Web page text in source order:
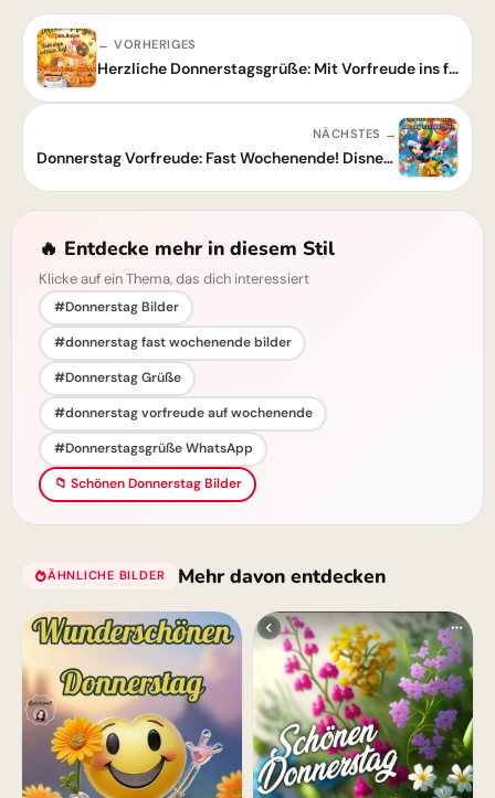
← VORHERIGES
Herzliche Donnerstagsgrüße: Mit Vorfreude ins fast Wochenende starten!
NÄCHSTES →
Donnerstag Vorfreude: Fast Wochenende! Disney Grüße zum Teilen
🔥 Entdecke mehr in diesem Stil
Klicke auf ein Thema, das dich interessiert
#Donnerstag Bilder
#donnerstag fast wochenende bilder
#Donnerstag Grüße
#donnerstag vorfreude auf wochenende
#Donnerstagsgrüße WhatsApp
📁 Schönen Donnerstag Bilder
ÄHNLICHE BILDER Mehr davon entdecken